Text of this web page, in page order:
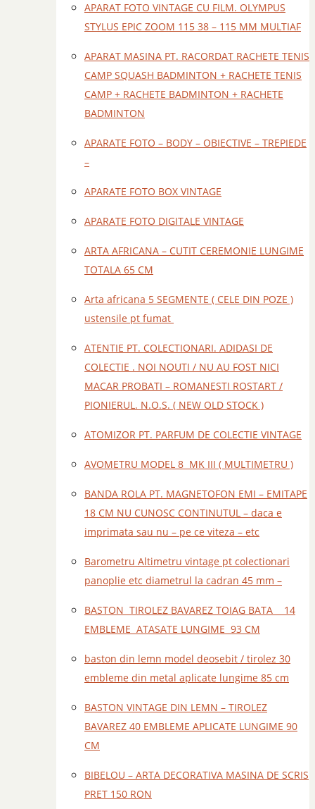
APARAT FOTO VINTAGE CU FILM. OLYMPUS
STYLUS EPIC ZOOM 115 38 – 115 MM MULTIAF
APARAT MASINA PT. RACORDAT RACHETE TENIS
CAMP SQUASH BADMINTON + RACHETE TENIS
CAMP + RACHETE BADMINTON + RACHETE
BADMINTON
APARATE FOTO – BODY – OBIECTIVE – TREPIEDE
–
APARATE FOTO BOX VINTAGE
APARATE FOTO DIGITALE VINTAGE
ARTA AFRICANA – CUTIT CEREMONIE LUNGIME
TOTALA 65 CM
Arta africana 5 SEGMENTE ( CELE DIN POZE )
ustensile pt fumat
ATENTIE PT. COLECTIONARI. ADIDASI DE
COLECTIE . NOI NOUTI / NU AU FOST NICI
MACAR PROBATI – ROMANESTI ROSTART /
PIONIERUL. N.O.S. ( NEW OLD STOCK )
ATOMIZOR PT. PARFUM DE COLECTIE VINTAGE
AVOMETRU MODEL 8 MK III ( MULTIMETRU )
BANDA ROLA PT. MAGNETOFON EMI – EMITAPE
18 CM NU CUNOSC CONTINUTUL – daca e
imprimata sau nu – pe ce viteza – etc
Barometru Altimetru vintage pt colectionari
panoplie etc diametrul la cadran 45 mm –
BASTON TIROLEZ BAVAREZ TOIAG BATA 14
EMBLEME ATASATE LUNGIME 93 CM
baston din lemn model deosebit / tirolez 30
embleme din metal aplicate lungime 85 cm
BASTON VINTAGE DIN LEMN – TIROLEZ
BAVAREZ 40 EMBLEME APLICATE LUNGIME 90
CM
BIBELOU – ARTA DECORATIVA MASINA DE SCRIS
PRET 150 RON